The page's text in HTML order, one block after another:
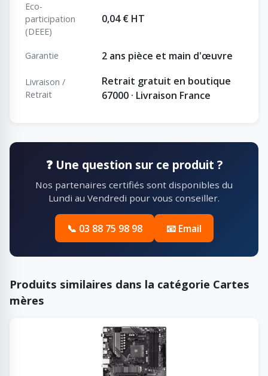
Eco-
participation
(DEEE)
0,04 € HT
Garantie 2 ans pièce et main d'œuvre
Livraison /
Retrait
Retrait gratuit en boutique
67000 · Livraison France
❓ Une question sur ce produit ?
Nos partenaires certifiés sont disponibles du
Lundi au Vendredi pour vous conseiller.
📞 03 88 75 98 98 📧 Email
Produits similaires dans la catégorie Cartes
mères